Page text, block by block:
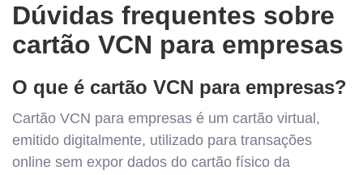
Dúvidas frequentes sobre
cartão VCN para empresas
O que é cartão VCN para empresas?
Cartão VCN para empresas é um cartão virtual,
emitido digitalmente, utilizado para transações
online sem expor dados do cartão físico da